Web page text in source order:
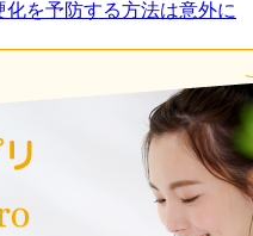
化を予防する方法は意外に